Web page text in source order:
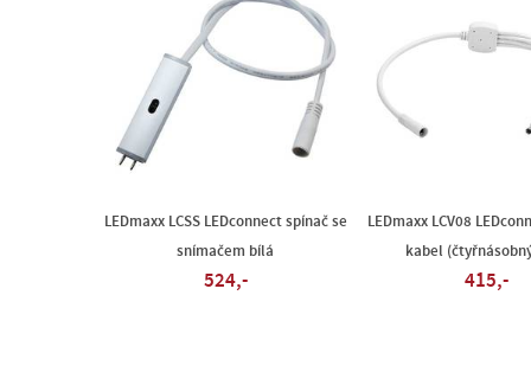
LEDmaxx LCSS LEDconnect spínač se
snímačem bílá
524,-
LEDmaxx LCV08
kabel
415,-